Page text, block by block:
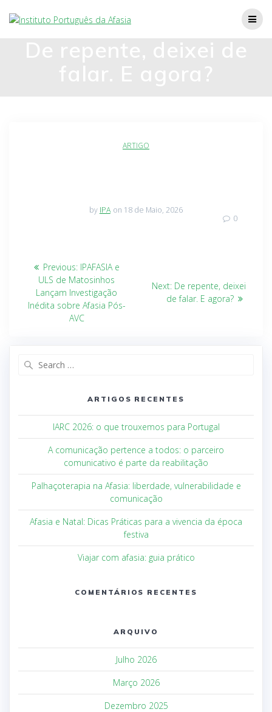
ARTIGO
by IPA on 18 de Maio, 2026
0
Previous: IPAFASIA e
ULS de Matosinhos
Lançam Investigação
Inédita sobre Afasia Pós-
AVC
Next: De repente, deixei
de falar. E agora?
ARTIGOS RECENTES
IARC 2026: o que trouxemos para Portugal
A comunicação pertence a todos: o parceiro
comunicativo é parte da reabilitação
Palhaçoterapia na Afasia: liberdade, vulnerabilidade e
comunicação
Afasia e Natal: Dicas Práticas para a vivencia da época
festiva
Viajar com afasia: guia prático
COMENTÁRIOS RECENTES
ARQUIVO
Julho 2026
Março 2026
Dezembro 2025